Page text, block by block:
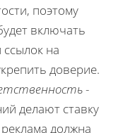
поэтому
включать
на
доверие.
-
делают ставку
должна